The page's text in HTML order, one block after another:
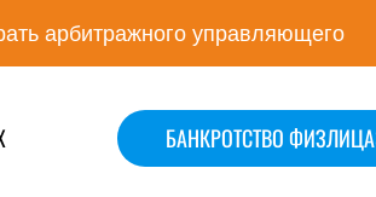
арбитражного управляющего
БАНКРОТСТВО ФИЗЛИЦА